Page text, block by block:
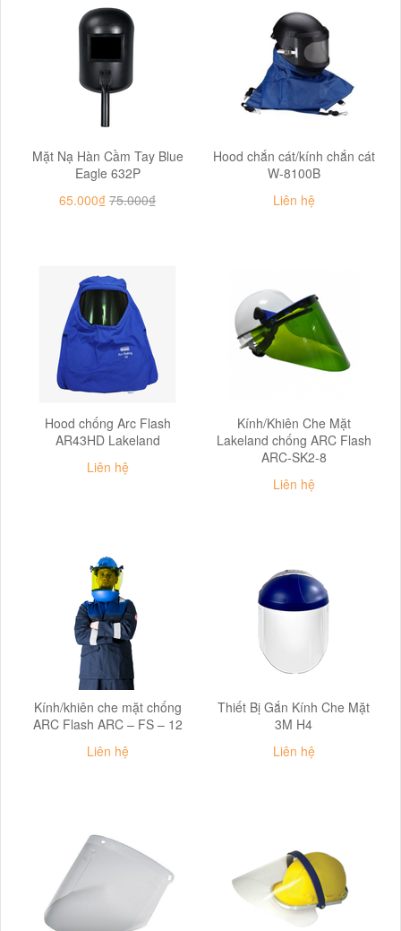
Mặt Nạ Hàn Cầm Tay Blue
Eagle 632P
65.000₫ 75.000₫
Hood chắn cát/kính chắn cát
W-8100B
Liên hệ
Hood chống Arc Flash
AR43HD Lakeland
Liên hệ
Kính/Khiên Che Mặt
Lakeland chống ARC Flash
ARC-SK2-8
Liên hệ
Kính/khiên che mặt chống
ARC Flash ARC – FS – 12
Liên hệ
Thiết Bị Gắn Kính Che Mặt
3M H4
Liên hệ